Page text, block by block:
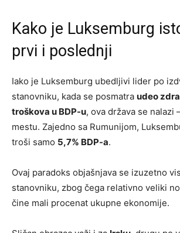
Kako je Luksemburg
prvi i poslednji
Iako je Luksemburg ubedljivi lider po
stanovniku, kada se posmatra udeo
troškova u BDP-u, ova država se
mestu. Zajedno sa Rumunijom,
troši samo 5,7% BDP-a.
Ovaj paradoks objašnjava se izuzetno
stanovniku, zbog čega relativno veliki
čine mali procenat ukupne ekonomije.